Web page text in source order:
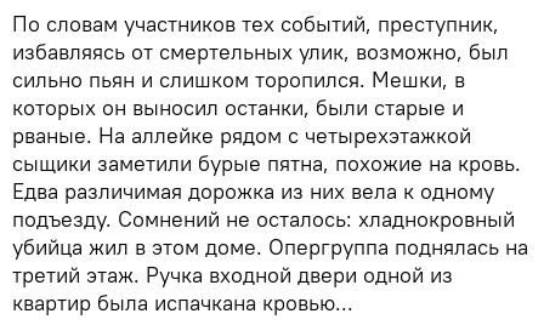
По словам участников тех событий, преступник,
избавляясь от смертельных улик, возможно, был
сильно пьян и слишком торопился. Мешки, в
которых он выносил останки, были старые и
рваные. На аллейке рядом с четырехэтажкой
сыщики заметили бурые пятна, похожие на кровь.
Едва различимая дорожка из них вела к одному
подъезду. Сомнений не осталось: хладнокровный
убийца жил в этом доме. Опергруппа поднялась на
третий этаж. Ручка входной двери одной из
квартир была испачкана кровью...